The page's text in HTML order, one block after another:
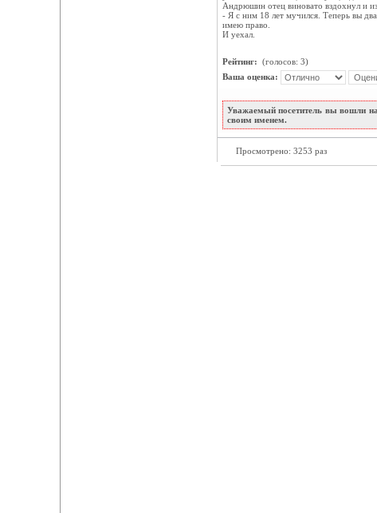
Андрюшин отец виновато вздохнул и
- Я с ним 18 лет мучился. Теперь вы
имею право.
И уехал.
Рейтинг: (голосов: 3)
Ваша оценка:
Уважаемый посетитель вы вошли на
своим именем.
Просмотрено: 3253 раз